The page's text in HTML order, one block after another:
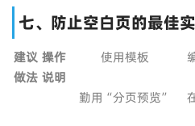
七、防止空白页的最佳
建议
做法
操作
说明
使用模板
勤用“分页预览”